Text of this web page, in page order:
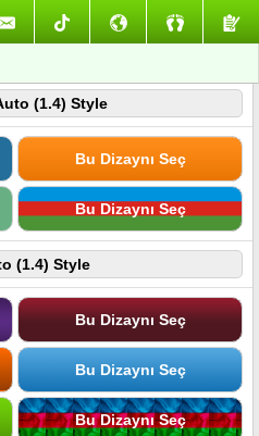
(1.4) Style
Bu Dizaynı Seç
Bu Dizaynı Seç
(1.4) Style
Bu Dizaynı Seç
Bu Dizaynı Seç
Bu Dizaynı Seç